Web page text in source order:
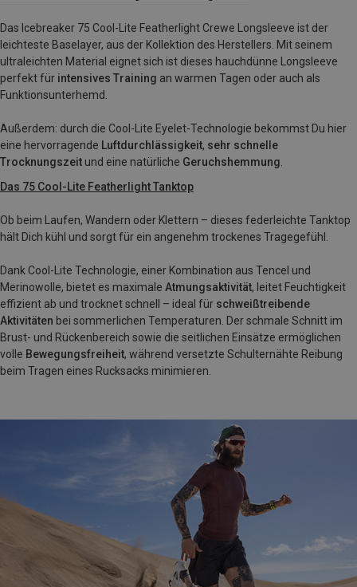
Das Icebreaker 75 Cool-Lite Featherlight Crewe Longsleeve ist der
leichteste Baselayer, aus der Kollektion des Herstellers. Mit seinem
ultraleichten Material eignet sich ist dieses hauchdünne Longsleeve
perfekt für intensives Training an warmen Tagen oder auch als
Funktionsunterhemd.
Außerdem: durch die Cool-Lite Eyelet-Technologie bekommst Du hier
eine hervorragende Luftdurchlässigkeit, sehr schnelle
Trocknungszeit und eine natürliche Geruchshemmung
Das 75 Cool-Lite Featherlight Tanktop
Ob beim Laufen, Wandern oder Klettern – dieses federleichte Tanktop
hält Dich kühl und sorgt für ein angenehm trockenes Tragegefühl.
Dank Cool-Lite Technologie, einer Kombination aus Tencel und
Merinowolle, bietet es maximale Atmungsaktivität, leitet Feuchtigkeit
effizient ab und trocknet schnell – ideal für schweißtreibende
Aktivitäten bei sommerlichen Temperaturen. Der schmale Schnitt im
Brust- und Rückenbereich sowie die seitlichen Einsätze ermöglichen
volle Bewegungsfreiheit, während versetzte Schulternähte Reibung
beim Tragen eines Rucksacks minimieren.